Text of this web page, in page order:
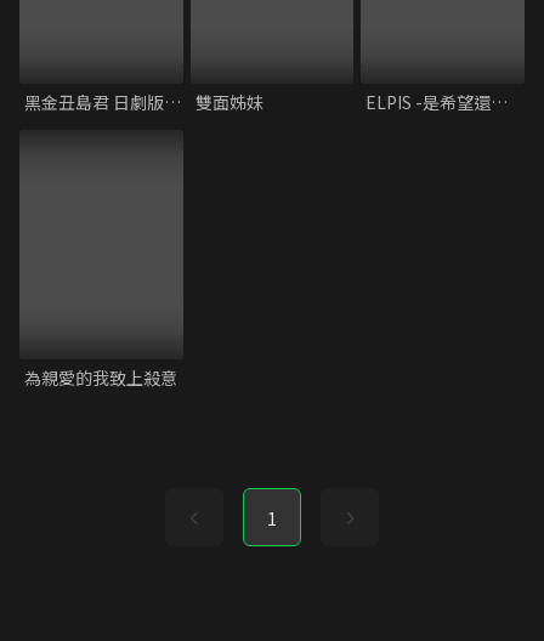
黑金丑島君 日劇版外傳─黑金犀原小姐 雙面姊妹 ELPIS -是希望還是災禍-
為親愛的我致上殺意
1